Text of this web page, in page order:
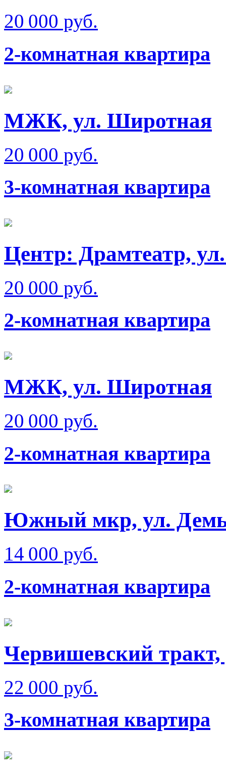
20 000 руб.
2-комнатная квартира
МЖК, ул. Широтная
20 000 руб.
3-комнатная квартира
Центр: Драмтеатр,
20 000 руб.
2-комнатная квартира
МЖК, ул. Широтная
20 000 руб.
2-комнатная квартира
Южный мкр, ул.
14 000 руб.
2-комнатная квартира
Червишевский
22 000 руб.
3-комнатная квартира